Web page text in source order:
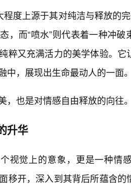
程度上源于其对纯洁与释放的
，而“喷水”则代表着一种冲破
粹又充满活力的美学体验。
，展现出生命最动人的一面。
也是对情感自由释放的向往。
升华
视觉上的意象，更是一种情
移开，深入到其背后所蕴含的